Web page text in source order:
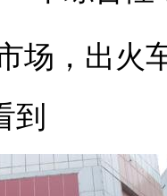
场，出火
到